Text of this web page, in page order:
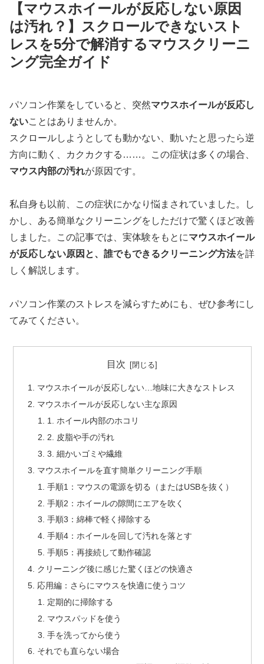
【マウスホイールが反応しない原因
は汚れ？】スクロールできないスト
レスを5分で解消するマウスクリーニ
ング完全ガイド
パソコン作業をしていると、突然マウスホイールが反応し
ないことはありませんか。
スクロールしようとしても動かない、動いたと思ったら逆
方向に動く、カクカクする……。この症状は多くの場合、
マウス内部の汚れが原因です。
私自身も以前、この症状にかなり悩まされていました。し
かし、ある簡単なクリーニングをしただけで驚くほど改善
しました。この記事では、実体験をもとにマウスホイール
が反応しない原因と、誰でもできるクリーニング方法を詳
しく解説します。
パソコン作業のストレスを減らすためにも、ぜひ参考にし
てみてください。
目次
マウスホイールが反応しない…地味に大きなストレス
マウスホイールが反応しない主な原因
1. ホイール内部のホコリ
2. 皮脂や手の汚れ
3. 細かいゴミや繊維
マウスホイールを直す簡単クリーニング手順
手順1：マウスの電源を切る（またはUSBを抜く）
手順2：ホイールの隙間にエアを吹く
手順3：綿棒で軽く掃除する
手順4：ホイールを回して汚れを落とす
手順5：再接続して動作確認
クリーニング後に感じた驚くほどの快適さ
応用編：さらにマウスを快適に使うコツ
定期的に掃除する
マウスパッドを使う
手を洗ってから使う
それでも直らない場合